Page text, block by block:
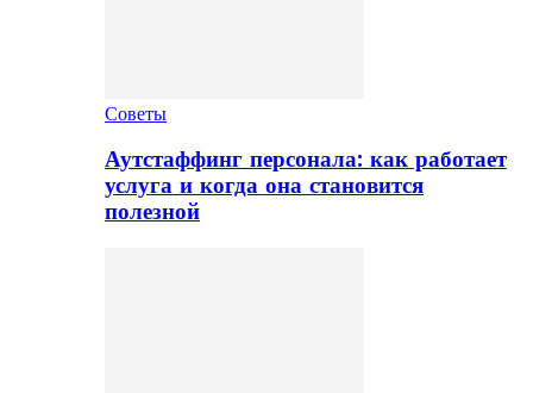
Советы
Аутстаффинг персонала: как работает
услуга и когда она становится
полезной